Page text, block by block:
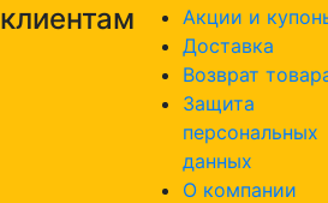
клиентам
Акции и
Доставка
Возврат
Защита
персональных
данных
О компании